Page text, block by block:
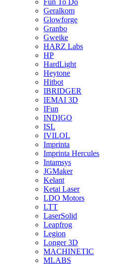
Fun To Do
Geralkom
Glowforge
Granbo
Gweike
HARZ Labs
HP
HardLight
Heytone
Hitbot
IBRIDGER
IEMAI 3D
IFun
INDIGO
ISL
IVILOL
Imprinta
Imprinta Hercules
Intamsys
JGMaker
Kelant
Ketai Laser
LDO Motors
LTT
LaserSolid
Leapfrog
Legion
Longer 3D
MACHINETIC
MLABS